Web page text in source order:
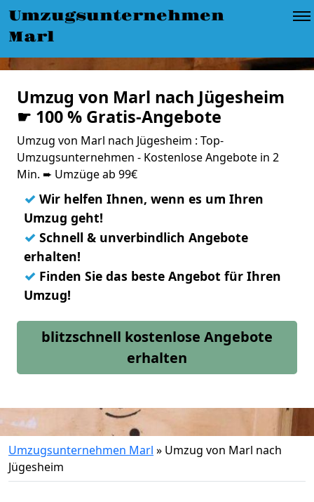
Umzugsunternehmen
Marl
Umzug von Marl nach Jügesheim
☛ 100 % Gratis-Angebote
Umzug von Marl nach Jügesheim : Top-
Umzugsunternehmen - Kostenlose Angebote in 2
Min. ➨ Umzüge ab 99€
✓ Wir helfen Ihnen, wenn es um Ihren
Umzug geht!
✓ Schnell & unverbindlich Angebote
erhalten!
✓ Finden Sie das beste Angebot für Ihren
Umzug!
blitzschnell kostenlose Angebote
erhalten
Umzugsunternehmen Marl » Umzug von Marl nach
Jügesheim